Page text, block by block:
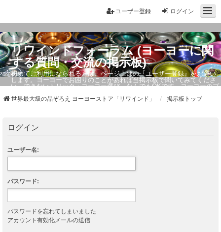
ログイン
ユーザー登録
リワインドフォーラム (ヨーヨーに関
する質問・交流の掲示板)
初めてご利用になられる方は、ページ上部の『ユーザー登録』をお願い
します。ヨーヨーでお困りのことがあれば当掲示板で聞いてみてくださ
い。できないトリック・ヨーヨー選び、なんでもOKです。ヨーヨーのプ
世界最大級の品ぞろえ ヨーヨーストア「リワインド」 掲示板トップ
ログイン
ユーザー名:
パスワード:
パスワードを忘れてしまいました
アカウント有効化メールの送信